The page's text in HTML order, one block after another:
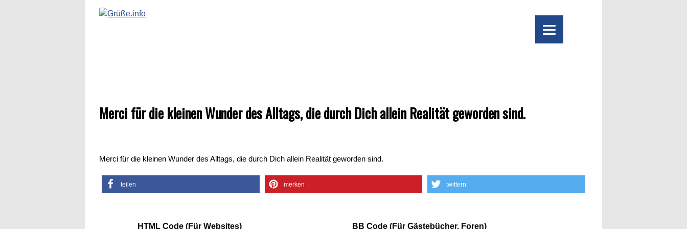
Merci für die kleinen Wunder des Alltags, die durch Dich allein Realität geworden sind.
Merci für die kleinen Wunder des Alltags, die durch Dich allein Realität geworden sind.
teilen merken twittern
HTML Code (Für Websites) BB Code (Für Gästebücher, Foren)